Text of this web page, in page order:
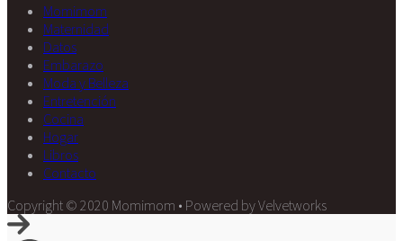
Momimom
Maternidad
Datos
Embarazo
Moda y Belleza
Entretención
Cocina
Hogar
Libros
Contacto
Copyright © 2020 Momimom • Powered by Velvetworks